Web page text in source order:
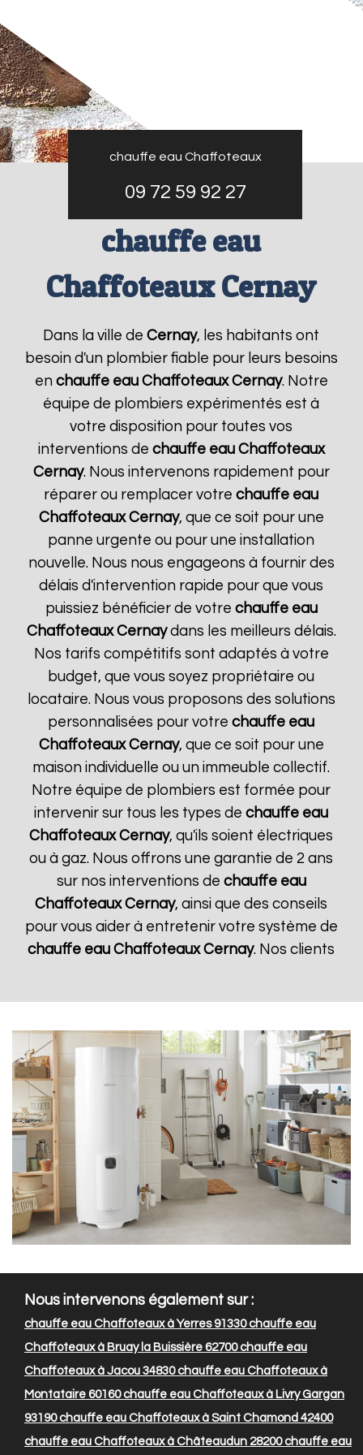
chauffe eau Chaffoteaux
09 72 59 92 27
chauffe eau
Chaffoteaux Cernay
Dans la ville deCernay, les habitants ont
besoin d'un plombier fiable pour leurs besoins
en chauffe eau Chaffoteaux Cernay. Notre
équipe de plombiers expérimentés est à
votre disposition pour toutes vos
interventions de chauffe eau Chaffoteaux
Cernay. Nous intervenons rapidement pour
réparer ou remplacer votrechauffe eau
Chaffoteaux Cernay, que ce soit pour une
panne urgente ou pour une installation
nouvelle. Nous nous engageons à fournir des
délais d'intervention rapide pour que vous
puissiez bénéficier de votre chauffe eau
Chaffoteaux Cernaydans les meilleurs délais.
Nos tarifs compétitifs sont adaptés à votre
budget, que vous soyez propriétaire ou
locataire. Nous vous proposons des solutions
personnalisées pour votrechauffe eau
Chaffoteaux Cernay, que ce soit pour une
maison individuelle ou un immeuble collectif.
Notre équipe de plombiers est formée pour
intervenir sur tous les types dechauffe eau
Chaffoteaux Cernay, qu'ils soient électriques
ou à gaz. Nous offrons une garantie de 2 ans
sur nos interventions de chauffe eau
Chaffoteaux Cernay, ainsi que des conseils
pour vous aider à entretenir votre système de
chauffe eau Chaffoteaux Cernay. Nos clients
Nous intervenons également sur :
chauffe eau Chaffoteaux à Yerres 91330chauffe eau
Chaffoteaux à Bruay la Buissière 62700chauffe eau
Chaffoteaux à Jacou 34830chauffe eau Chaffoteaux à
Montataire 60160chauffe eau Chaffoteaux à Livry Gargan
93190chauffe eau Chaffoteaux à Saint Chamond 42400
chauffe eau Chaffoteaux à Châteaudun 28200chauffe eau